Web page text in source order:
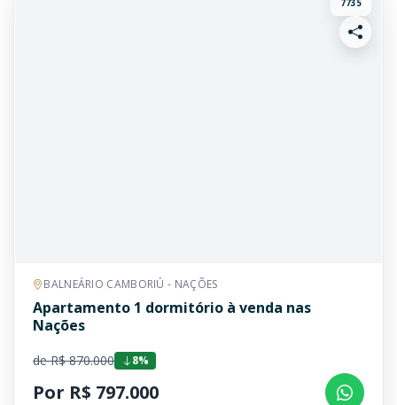
7735
BALNEÁRIO CAMBORIÚ - NAÇÕES
Apartamento 1 dormitório à venda nas
Nações
de R$ 870.000 8%
Por R$ 797.000